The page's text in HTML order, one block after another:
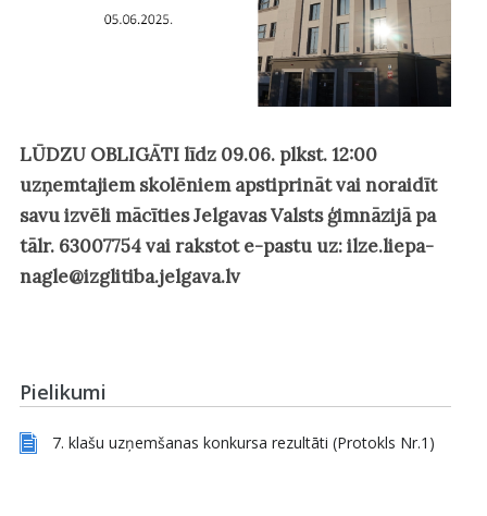
LŪDZU OBLIGĀTI līdz 09.06.plkst.12:00
uzņemtajiem skolēniem apstiprināt vai noraidīt
savu izvēli mācīties Jelgavas Valsts ģimnāzijā pa
tālr. 63007754vai rakstot e-pastu uz:ilze.liepa-
nagle@izglitiba.jelgava.lv
Pielikumi
7. klašu uzņemšanas konkursa rezultāti (Protokls Nr.1)